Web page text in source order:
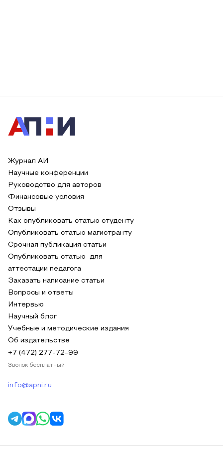
Журнал АИ
Научные конференции
Руководство для авторов
Финансовые условия
Отзывы
Как опубликовать статью студенту
Опубликовать статью магистранту
Срочная публикация статьи
Опубликовать статью для
аттестации педагога
Заказать написание статьи
Вопросы и ответы
Интервью
Научный блог
Учебные и методические издания
Об издательстве
+7 (472) 277-72-99
Звонок бесплатный
info@apni.ru